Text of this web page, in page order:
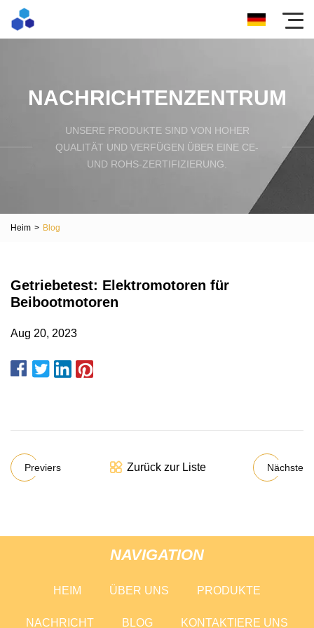
NACHRICHTENZENTRUM
UNSERE PRODUKTE SIND VON HOHER
QUALITÄT UND VERFÜGEN ÜBER EINE CE-
UND ROHS-ZERTIFIZIERUNG.
Heim > Blog
Getriebetest: Elektromotoren für
Beibootmotoren
Aug 20, 2023
Previers Zurück zur Liste Nächste
NAVIGATION
HEIM ÜBER UNS PRODUKTE
NACHRICHT BLOG KONTAKTIERE UNS